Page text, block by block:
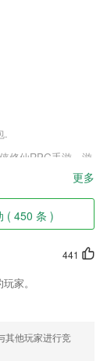
.
修仙RPG手游。游
爆发出无限的蓬勃
江湖快意恩仇故
玩音乐非同凡响，
况进行详细的记
更多
( 450 条 )
441
家。
其他玩家进行竞